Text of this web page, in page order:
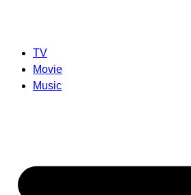
TV
Movie
Music